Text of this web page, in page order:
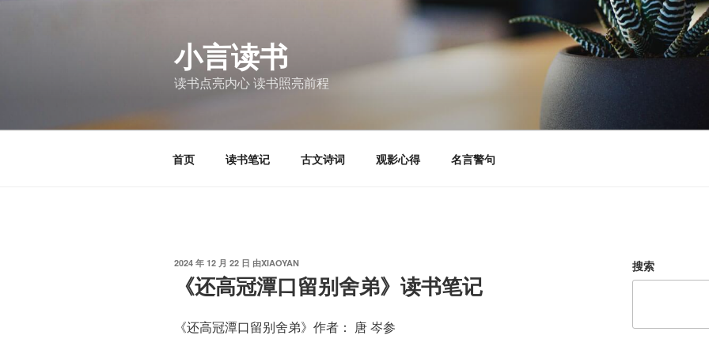
小言读书
读书点亮内心 读书照亮前程
首页 读书笔记 古文诗词 观影心得 名言警句
发
2024 年 12 月 22 日 由XIAOYAN
《还高冠潭口留别舍弟》读书笔记
《还高冠潭口留别舍弟》作者： 唐 岑参
搜索